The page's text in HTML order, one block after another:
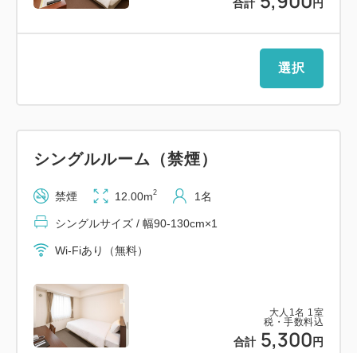
・南海汐見橋線「汐見橋駅」改札より徒歩約1分
＝＝＝＝＝＝＝＝＝＝＝＝＝＝＝＝＝＝＝＝＝＝＝＝
＝
・京セラドーム徒歩圏内
・駅近！徒歩1分
・飲食店複数有（大阪こなもんをはじめ、マクドナル
ドや牛丼、定食チェーン、ラーメン、居酒屋、和食
合計 円
選択
大人 1 名 1 室
税・手数料込
合計 5,300 円
シングルルーム（禁煙）
禁煙 12.00m2 1名
シングルサイズ / 幅90-130cm×1
Wi-Fiあり（無料）